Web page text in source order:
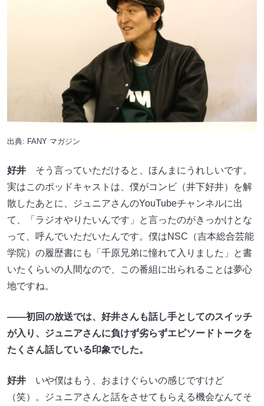
出典: FANY マガジン
好井 そう言っていただけると、ほんまにうれしいです。
実はこのポッドキャストは、僕がコンビ（井下好井）を解
散したあとに、ジュニアさんのYouTubeチャンネルに出
て、「ラジオやりたいんです」と言ったのがきっかけとな
って、呼んでいただいたんです。僕はNSC（吉本総合芸能
学院）の履歴書にも「千原兄弟に憧れて入りました」と書
いたくらいの人間なので、この番組に出られることは夢心
地ですね。
――初回の放送では、好井さんも話し手としてのスイッチ
が入り、ジュニアさんに負けず劣らずエピソードトークを
たくさん話している印象でした。
好井 いや僕はもう、おまけぐらいの感じですけど
（笑）。ジュニアさんと話をさせてもらえる機会なんてそ